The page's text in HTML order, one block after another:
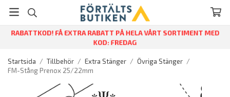
RABATTKOD! FÅ EXTRA RABATT PÅ HELA VÅRT SORTIMENT MED
KOD: FREDAG
Startsida / Tillbehör / Extra Stänger / Övriga Stänger /
FM-Stång Prenox 25/22mm